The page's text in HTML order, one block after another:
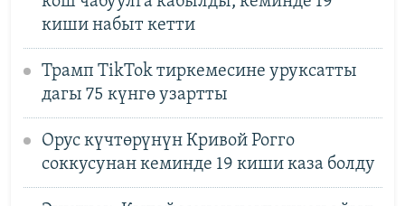
киши набыт кетти
Трамп TikTok тиркемесине уруксатты
дагы 75 күнгө узартты
Орус күчтөрүнүн Кривой Рогго
соккусунан кеминде 19 киши каза болду